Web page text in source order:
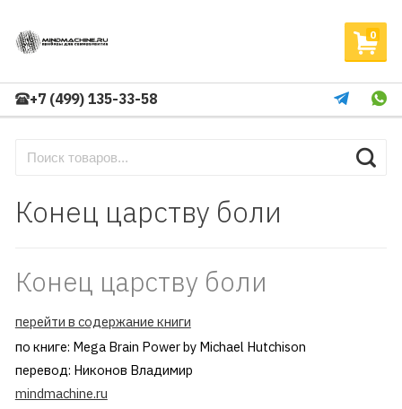
0
+7 (499) 135-33-58
Конец царству боли
Конец царству боли
перейти в содержание книги
по книге: Mega Brain Power by Michael Hutchison
перевод: Никонов Владимир
mindmachine.ru